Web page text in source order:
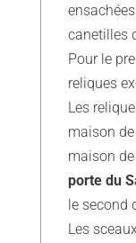
canetilles
Pour le
reliques
Les
maison
maison
porte du
le second
Les